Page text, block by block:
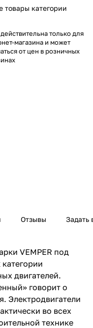
товары категории
только для
магазина и может
от цен в розничных
Отзывы Задать
VEMPER под
двигателей.
говорит о
Электродвигатели
во всех
технике